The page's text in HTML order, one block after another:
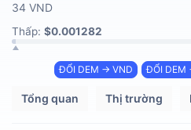
34 VND
Thấp: $0.001282
ĐỔI DEM → VND ĐỔI DEM
Tổng quan Thị trường